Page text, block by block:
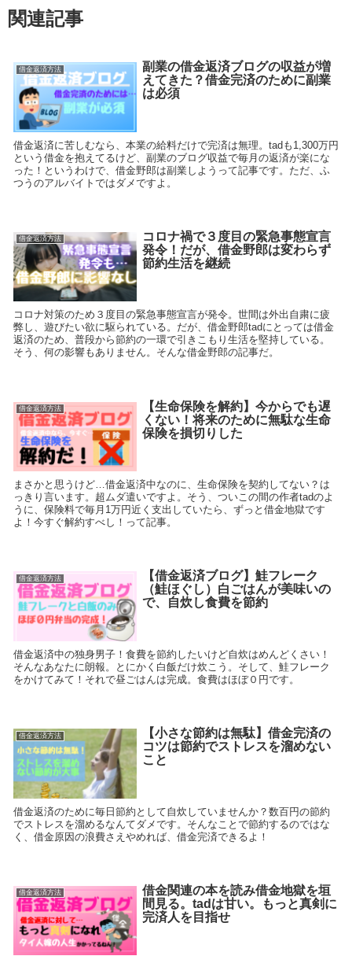
関連記事
借金返済方法
副業の借金返済ブログの収益が増
えてきた？借金完済のために副業
は必須
借金返済に苦しむなら、本業の給料だけで完済は無理。tadも1,300万円
という借金を抱えてるけど、副業のブログ収益で毎月の返済が楽にな
った！というわけで、借金野郎は副業しようって記事です。ただ、ふ
つうのアルバイトではダメですよ。
借金返済方法
コロナ禍で３度目の緊急事態宣言
発令！だが、借金野郎は変わらず
節約生活を継続
コロナ対策のため３度目の緊急事態宣言が発令。世間は外出自粛に疲
弊し、遊びたい欲に駆られている。だが、借金野郎tadにとっては借金
返済のため、普段から節約の一環で引きこもり生活を堅持している。
そう、何の影響もありません。そんな借金野郎の記事だ。
借金返済方法
【生命保険を解約】今からでも遅
くない！将来のために無駄な生命
保険を損切りした
まさかと思うけど…借金返済中なのに、生命保険を契約してない？は
っきり言います。超ムダ遣いですよ。そう、ついこの間の作者tadのよ
うに、保険料で毎月1万円近く支出していたら、ずっと借金地獄です
よ！今すぐ解約すべし！って記事。
借金返済方法
【借金返済ブログ】鮭フレーク
（鮭ほぐし）白ごはんが美味いの
で、自炊し食費を節約
借金返済中の独身男子！食費を節約したいけど自炊はめんどくさい！
そんなあなたに朗報。とにかく白飯だけ炊こう。そして、鮭フレーク
をかけてみて！それで昼ごはんは完成。食費はほぼ０円です。
借金返済方法
【小さな節約は無駄】借金完済の
コツは節約でストレスを溜めない
こと
借金返済のために毎日節約として自炊していませんか？数百円の節約
でストレスを溜めるなんてダメです。そんなことで節約するのではな
く、借金原因の浪費さえやめれば、借金完済できるよ！
借金返済方法
借金関連の本を読み借金地獄を垣
間見る。tadは甘い。もっと真剣に
完済人を目指せ